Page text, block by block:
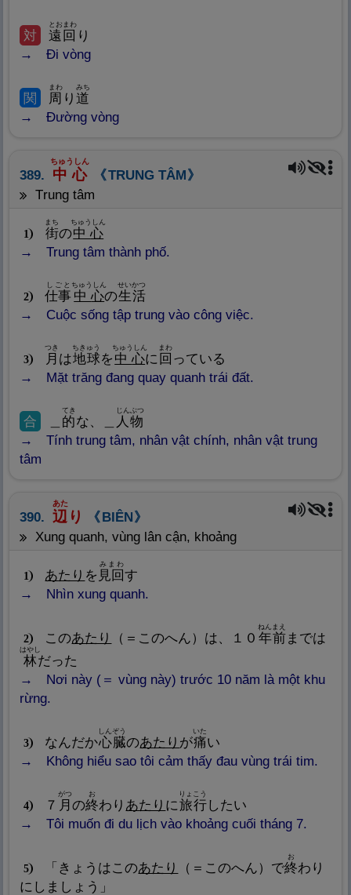
quá hạn
対 遠 回
とおまわ
り
Đi vòng
関 周
まわ
り 道
みち
Đường vòng
389. 中心
ちゅうしん
TRUNG TÂM
trung tâm
1 街
まち
の中心
ちゅうしん
Trung tâm thành phố.
2 仕事
しごと
中心
ちゅうしん
の生活
せいかつ
Cuộc sống tập trung vào công việc.
3 月
つき
は地球
ちきゅう
を 中心
ちゅうしん
に 回
まわ
っている
Mặt trăng đang quay quanh trái đất.
合 的
てき
な、＿ 人物
じんぶつ
Tính trung tâm, nhân vật chính, nhân vật trung
tâm
390. 辺
あた
り
BIÊN
xung quanh, vùng lân cận, khoảng
1 あたり を 見回
みまわ
す
Nhìn xung quanh.
2 このあたり （＝このへん）は、１０ 年前
ねんまえ
までは
林
Nghĩa: Rừng
はやし
だった
Nơi này (＝ vùng này) trước 10 năm là một khu
rừng.
3 なんだか心臓
しんぞう
のあたり が痛
いた
い
Không hiểu sao tôi cảm thấy đau vùng trái tim.
4 ７ 月
がつ
の終
お
わり あたり に旅行
りょこう
したい
Tôi muốn đi du lịch vào khoảng cuối tháng 7.
5 「きょうはこのあたり （＝このへん）で終
お
わり
にしましょう」